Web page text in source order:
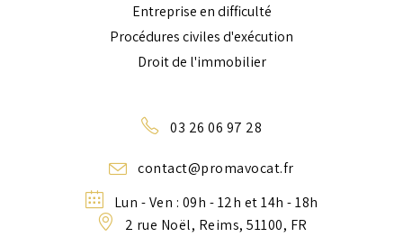
Entreprise en difficulté
Procédures civiles d'exécution
Droit de l'immobilier
03 26 06 97 28
contact@promavocat.fr
Lun - Ven : 09h - 12h et 14h - 18h
2 rue Noël, Reims, 51100, FR